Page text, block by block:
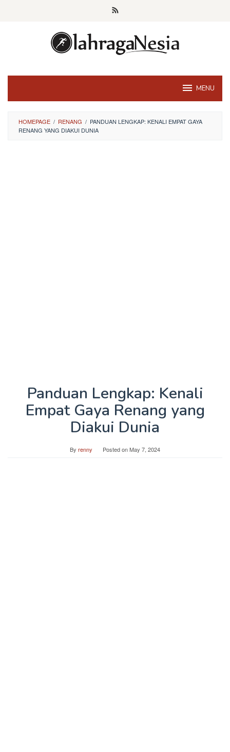
MENU
HOMEPAGE / RENANG / PANDUAN LENGKAP: KENALI EMPAT GAYA
RENANG YANG DIAKUI DUNIA
Panduan Lengkap: Kenali
Empat Gaya Renang yang
Diakui Dunia
By renny Posted onMay 7, 2024